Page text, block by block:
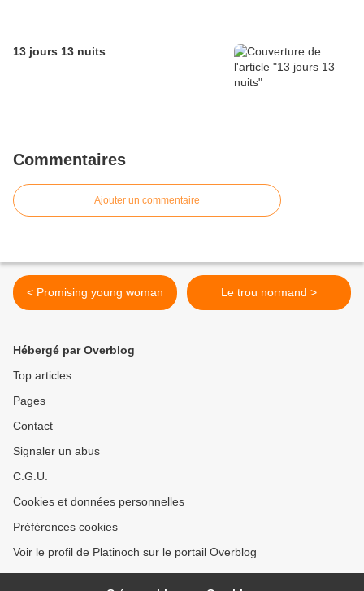
13 jours 13 nuits
Commentaires
Ajouter un commentaire
< Promising young woman Le trou normand >
Hébergé par Overblog
Top articles
Pages
Contact
Signaler un abus
C.G.U.
Cookies et données personnelles
Préférences cookies
Voir le profil de Platinoch sur le portail Overblog